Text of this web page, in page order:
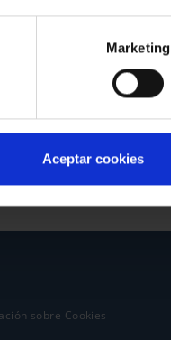
Marketing
Aceptar cookies
sobre Cookies